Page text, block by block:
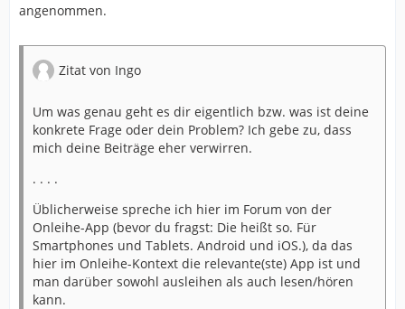
angenommen.
Zitat von Ingo
Um was genau geht es dir eigentlich bzw. was ist deine
konkrete Frage oder dein Problem? Ich gebe zu, dass
mich deine Beiträge eher verwirren.
. . . .
Üblicherweise spreche ich hier im Forum von der
Onleihe-App (bevor du fragst: Die heißt so. Für
Smartphones und Tablets. Android und iOS.), da das
hier im Onleihe-Kontext die relevante(ste) App ist und
man darüber sowohl ausleihen als auch lesen/hören
kann.